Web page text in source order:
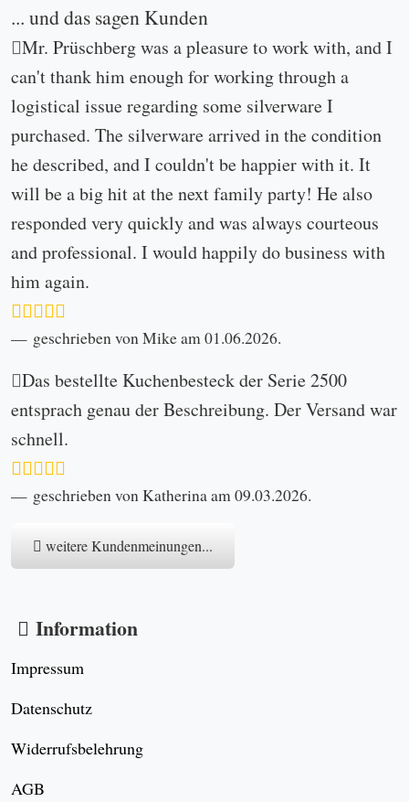
... und das sagen Kunden
Mr. Prüschberg was a pleasure to work with, and I
can't thank him enough for working through a
logistical issue regarding some silverware I
purchased. The silverware arrived in the condition
he described, and I couldn't be happier with it. It
will be a big hit at the next family party! He also
responded very quickly and was always courteous
and professional. I would happily do business with
him again.
geschrieben von Mike am 01.06.2026.
Das bestellte Kuchenbesteck der Serie 2500
entsprach genau der Beschreibung. Der Versand war
schnell.
geschrieben von Katherina am 09.03.2026.
weitere Kundenmeinungen...
Information
Impressum
Datenschutz
Widerrufsbelehrung
AGB